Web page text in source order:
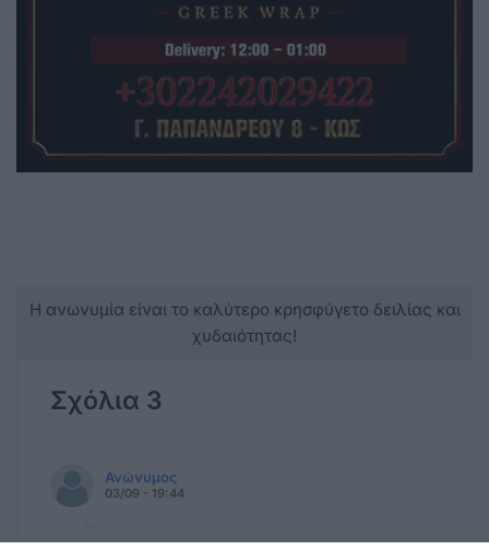
Η ανωνυμία είναι το καλύτερο κρησφύγετο δειλίας και
χυδαιότητας!
Σχόλια 3
Ανώνυμος
03/09 - 19:44